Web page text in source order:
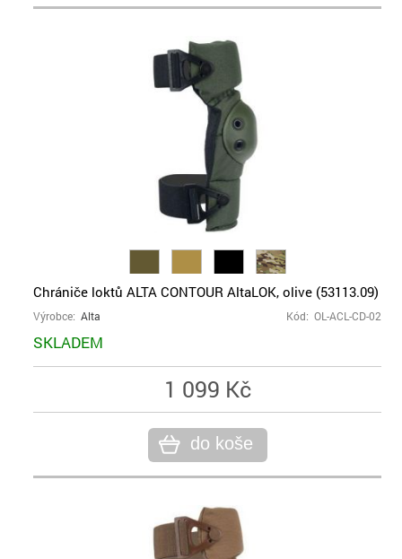
Chrániče loktů ALTA CONTOUR AltaLOK, olive (53113.09)
Výrobce: Alta Kód: OL-ACL-CD-02
SKLADEM
1 099 Kč
do koše